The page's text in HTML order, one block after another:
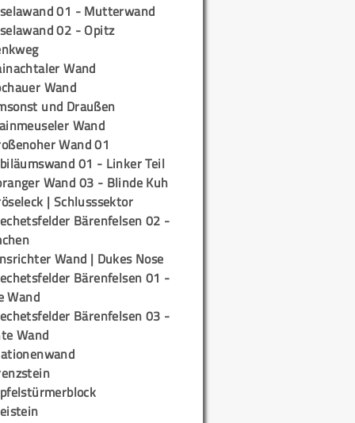
01 - Mutterwand
02 - Opitz
Wand
Wand
und Draußen
Wand
Wand 01
01 - Linker Teil
Wand 03 - Blinde Kuh
| Schlusssektor
Bärenfelsen 02 -
Wand | Dukes Nose
Bärenfelsen 01 -
Wand
Bärenfelsen 03 -
Wand